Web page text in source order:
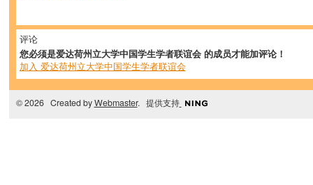
评论
您必须是爱达荷州立大学中国学生学者联谊会 的成员才能加评论！
加入 爱达荷州立大学中国学生学者联谊会
© 2026 Created byWebmaster. 提供支持